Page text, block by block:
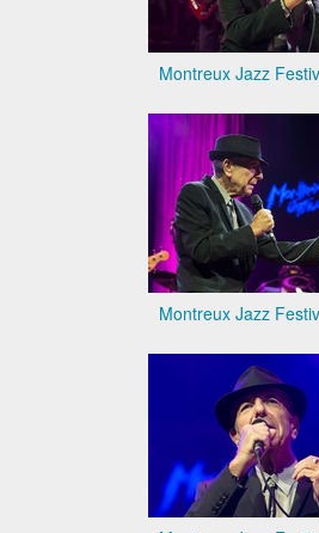
Montreux Jazz
Montreux Jazz